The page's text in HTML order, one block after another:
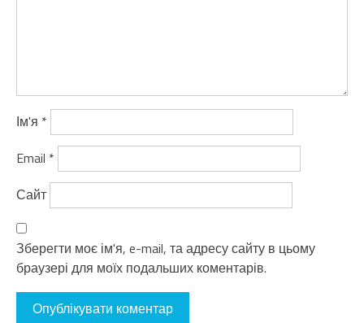
Ім'я *
Email *
Сайт
Зберегти моє ім'я, e-mail, та адресу сайту в цьому
браузері для моїх подальших коментарів.